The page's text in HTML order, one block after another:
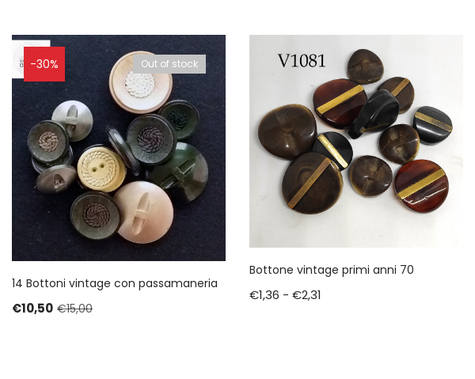
-30% Out of stock
14 Bottoni vintage con passamaneria
€10,50 €15,00
Bottone vintage primi anni 70
€1,36 - €2,31